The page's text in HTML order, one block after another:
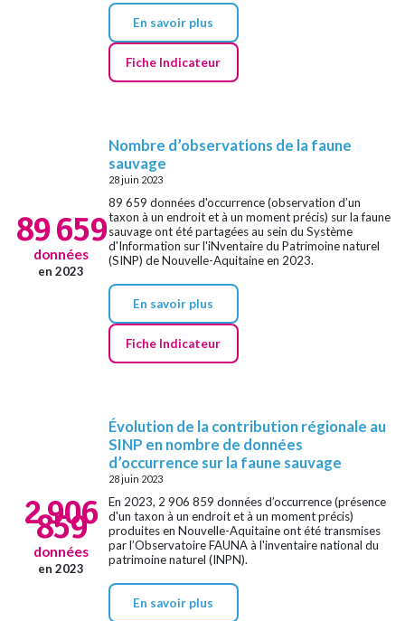
En savoir plus
Fiche Indicateur
89 659
données
en 2023
Nombre d’observations de la faune
sauvage
28 juin 2023
89 659 données d'occurrence (observation d’un
taxon à un endroit et à un moment précis) sur la faune
sauvage ont été partagées au sein du Système
d'Information sur l'iNventaire du Patrimoine naturel
(SINP) de Nouvelle-Aquitaine en 2023.
En savoir plus
Fiche Indicateur
2 906
859
données
en 2023
Évolution de la contribution régionale au
SINP en nombre de données
d’occurrence sur la faune sauvage
28 juin 2023
En 2023, 2 906 859 données d’occurrence (présence
d'un taxon à un endroit et à un moment précis)
produites en Nouvelle-Aquitaine ont été transmises
par l’Observatoire FAUNA à l'inventaire national du
patrimoine naturel (INPN).
En savoir plus